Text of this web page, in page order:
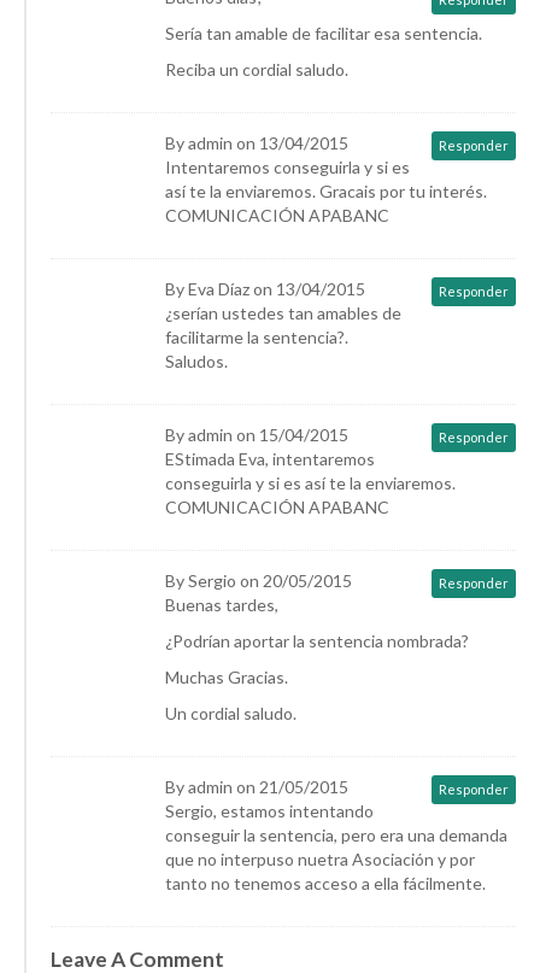
Sería tan amable de facilitar esa sentencia.
Reciba un cordial saludo.
By admin on 13/04/2015 Responder
Intentaremos conseguirla y si es
así te la enviaremos. Gracais por tu interés.
COMUNICACIÓN APABANC
By Eva Díaz on 13/04/2015 Responder
¿serían ustedes tan amables de
facilitarme la sentencia?.
Saludos.
By admin on 15/04/2015 Responder
EStimada Eva, intentaremos
conseguirla y si es así te la enviaremos.
COMUNICACIÓN APABANC
By Sergio on 20/05/2015 Responder
Buenas tardes,
¿Podrían aportar la sentencia nombrada?
Muchas Gracias.
Un cordial saludo.
By admin on 21/05/2015 Responder
Sergio, estamos intentando
conseguir la sentencia, pero era una demanda
que no interpuso nuetra Asociación y por
tanto no tenemos acceso a ella fácilmente.
Leave A Comment